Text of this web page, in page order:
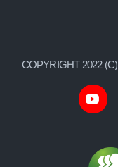
COPYRIGHT 2022